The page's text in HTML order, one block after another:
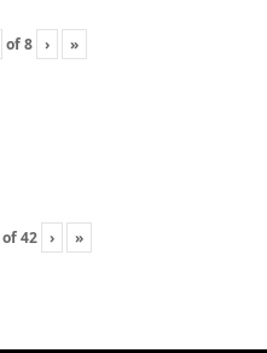
of8 › »
of42 › »